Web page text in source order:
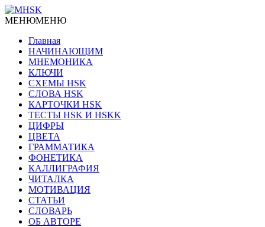
МЕНЮМЕНЮ
Главная
НАЧИНАЮЩИМ
МНЕМОНИКА
КЛЮЧИ
СХЕМЫ HSK
СЛОВА HSK
КАРТОЧКИ HSK
ТЕСТЫ HSK И HSKK
ЦИФРЫ
ЦВЕТА
ГРАММАТИКА
ФОНЕТИКА
КАЛЛИГРАФИЯ
ЧИТАЛКА
МОТИВАЦИЯ
СТАТЬИ
СЛОВАРЬ
ОБ АВТОРЕ